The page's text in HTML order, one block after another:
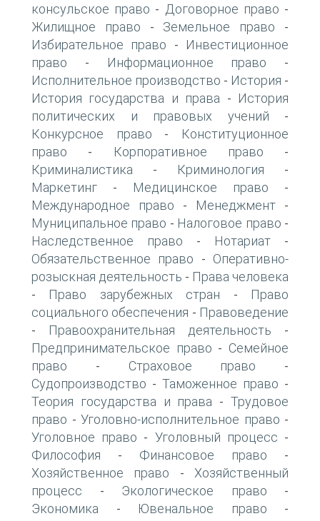
консульское право - Договорное право -
Жилищное право - Земельное право -
Избирательное право -
Инвестиционное
право - Информационное право -
Исполнительное производство - История -
История государства и права -
История
политических и правовых учений -
Конкурсное право -
Конституционное
право - Корпоративное право -
Криминалистика - Криминология -
Маркетинг - Медицинское право -
Международное право - Менеджмент -
Муниципальное право - Налоговое право -
Наследственное право - Нотариат -
Обязательственное право - Оперативно-
розыскная деятельность - Права человека
- Право зарубежных стран -
Право
социального обеспечения - Правоведение
- Правоохранительная деятельность -
Предпринимательское право - Семейное
право - Страховое право -
Судопроизводство - Таможенное право -
Теория государства и права -Трудовое
право - Уголовно-исполнительное право -
Уголовное право - Уголовный процесс -
Философия - Финансовое право -
Хозяйственное право - Хозяйственный
процесс - Экологическое право -
Экономика - Ювенальное право -